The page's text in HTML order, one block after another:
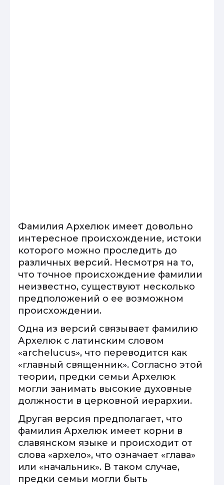
Фамилия Архелюк имеет довольно
интересное происхождение, истоки
которого можно проследить до
различных версий. Несмотря на то,
что точное происхождение фамилии
неизвестно, существуют несколько
предположений о ее возможном
происхождении.
Одна из версий связывает фамилию
Архелюк с латинским словом
«archelucus», что переводится как
«главный священник». Согласно этой
теории, предки семьи Архелюк
могли занимать высокие духовные
должности в церковной иерархии.
Другая версия предполагает, что
фамилия Архелюк имеет корни в
славянском языке и происходит от
слова «архело», что означает «глава»
или «начальник». В таком случае,
предки семьи могли быть